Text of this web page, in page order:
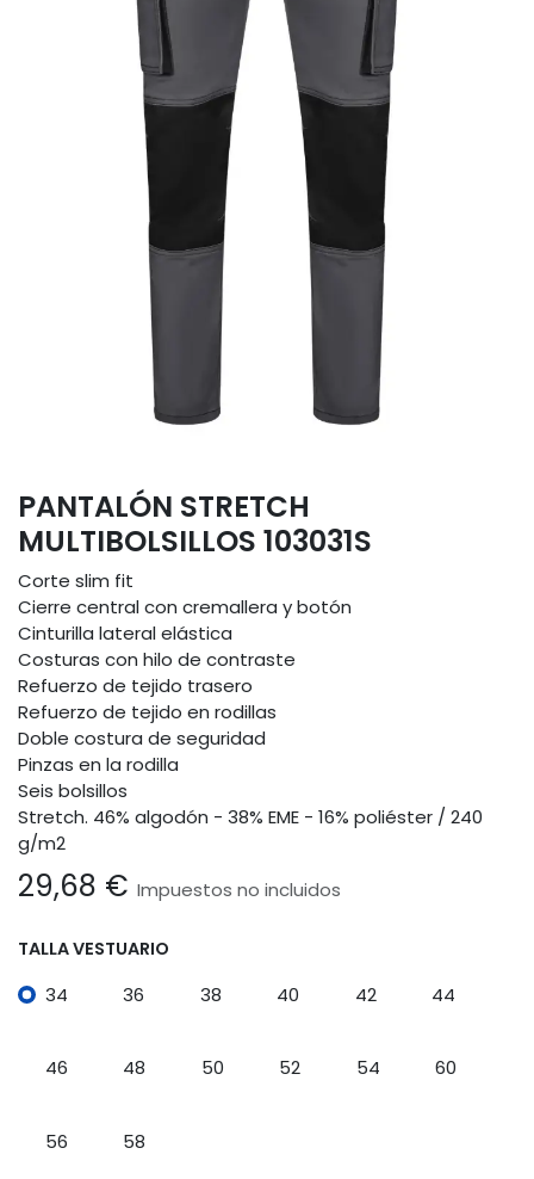
PANTALÓN STRETCH
MULTIBOLSILLOS 103031S
Corte slim fit
Cierre central con cremallera y botón
Cinturilla lateral elástica
Costuras con hilo de contraste
Refuerzo de tejido trasero
Refuerzo de tejido en rodillas
Doble costura de seguridad
Pinzas en la rodilla
Seis bolsillos
Stretch. 46% algodón - 38% EME - 16% poliéster / 240
g/m2
29,68 € Impuestos no incluidos
TALLA VESTUARIO
34 36 38 40 42 44
46 48 50 52 54 60
56 58